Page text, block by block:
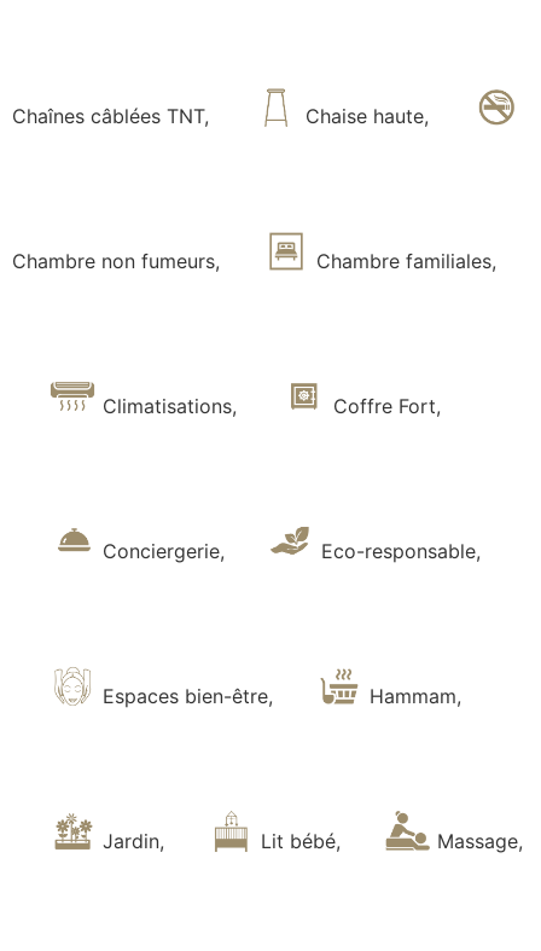
Chaînes câblées TNT, Chaise haute,
Chambre non fumeurs, Chambre familiales,
Climatisations, Coffre Fort,
Conciergerie, Eco-responsable,
Espaces bien-être, Hammam,
Jardin, Lit bébé, Massage,